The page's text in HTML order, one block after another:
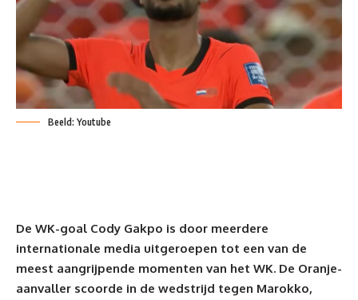
Beeld: Youtube
De WK-goal Cody Gakpo is door meerdere
internationale media uitgeroepen tot een van de
meest aangrijpende momenten van het WK. De Oranje-
aanvaller scoorde in de wedstrijd tegen Marokko,